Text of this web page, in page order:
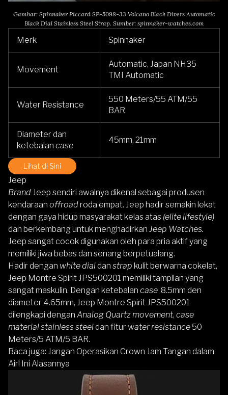
Gambar: Spinnaker Piccard SP-5098-33 Volcano Black Divers Automatic
Black Dial Stainless Steel Strap. Sumber: spinnaker-watches.com
Merk Spinnaker
Movement
Automatic, Japan NH35
TMI Automatic
Water Resistance
550 Meters/55 ATM/55
BAR
Diameter dan
ketebalan case
45mm, 21mm
Lihat di Sini
Jeep
Brand Jeep sendiri awalnya dikenal sebagai produsen
kendaraan offroadroda empat. Jeep hadir semakin lekat
dengan gaya hidup masyarakat kelas atas (elite lifestyle)
dan berkembang untuk menghadirkan Jeep Watches.
Jeep sangat cocok digunakan oleh para pria aktif yang
memiliki jiwa bebas dan senang berpetualang.
Hadir dengan white dialdan strap kulit berwarna cokelat,
Jeep Montre Spirit JPS500201 memiliki tampilan yang
sangat maskulin. Dengan ketebalan case 8.5mm den
diameter 4.65mm, Jeep Montre Spirit JPS500201
dilengkapi dengan Analog Quartz movement, case
materialstainless steeldan fitur water resistance50
Meters/5 ATM/5 BAR.
Baca juga: Jangan Operasikan Crown Jam Tangan dalam
Air! Ini Alasannya